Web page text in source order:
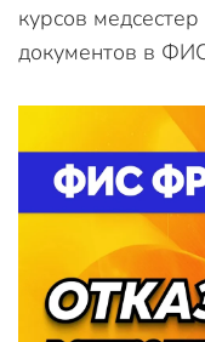
курсов
документов в